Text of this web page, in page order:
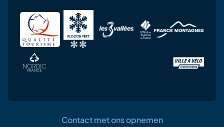
Contact met ons opnemen